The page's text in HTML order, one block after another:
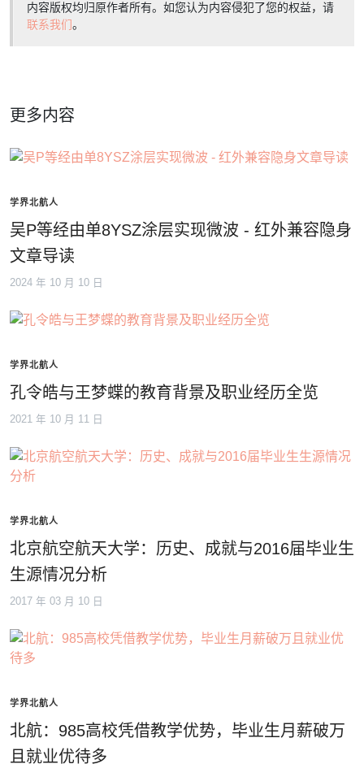
内容版权均归原作者所有。如您认为内容侵犯了您的权益，请
联系我们。
更多内容
学界北航人
吴P等经由单8YSZ涂层实现微波 - 红外兼容隐身
文章导读
2024 年 10 月 10 日
学界北航人
孔令皓与王梦蝶的教育背景及职业经历全览
2021 年 10 月 11 日
学界北航人
北京航空航天大学：历史、成就与2016届毕业生
生源情况分析
2017 年 03 月 10 日
学界北航人
北航：985高校凭借教学优势，毕业生月薪破万
且就业优待多